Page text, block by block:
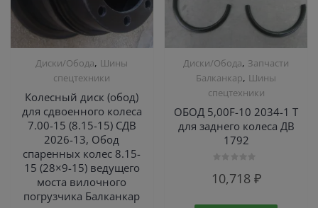
Диски/Обода, Шины
спецтехники
Колесный диск (обод)
для сдвоенного колеса
7.00-15 (8.15-15) СДВ
2026-13, Обод
спаренных колес 8.15-
15 (28×9-15) ведущего
моста вилочного
погрузчика Балканкар
Диски/Обода, Запчасти
Балканкар, Шины
спецтехники
ОБОД 5,00F-10 2034-1 T
для заднего колеса ДВ
1792
010,718 ₽